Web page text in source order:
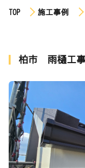
TOP 施工事例
柏市 雨樋工